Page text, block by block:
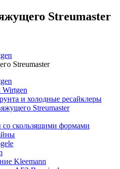
Streumaster
Streumaster
и холодные ресайклеры
Streumaster
со скользящими формами
Kleemann